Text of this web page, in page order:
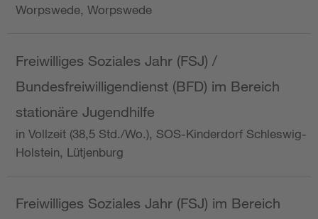
Worpswede, Worpswede
Freiwilliges Soziales Jahr (FSJ) /
Bundesfreiwilligendienst (BFD) im Bereich
stationäre Jugendhilfe
in Vollzeit (38,5 Std./Wo.), SOS-Kinderdorf Schleswig-
Holstein, Lütjenburg
Freiwilliges Soziales Jahr (FSJ) im Bereich